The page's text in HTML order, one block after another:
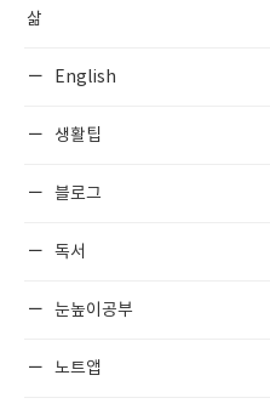
삶
English
생활팁
블로그
독서
눈높이공부
노트앱